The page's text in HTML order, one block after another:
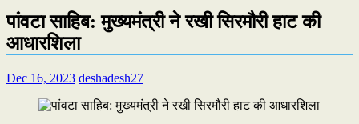
पांवटा साहिब: मुख्यमंत्री ने रखी सिरमौरी हाट की
आधारशिला
Dec 16, 2023 deshadesh27